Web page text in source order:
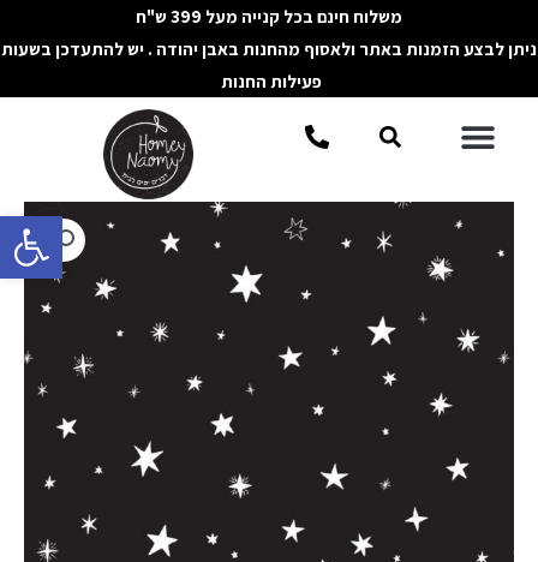
פתח
לתוכן
משלוח חינם בכל קנייה מעל 399 ש"ח
ניתן לבצע הזמנות באתר ולאסוף מהחנות באבן יהודה . יש להתעדכן בשעות
פעילות החנות
תפריטחיפוש
של
שחור